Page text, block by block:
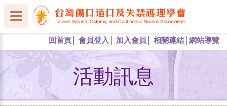
回首頁 會員登入 加入會員 相關連結 網站導覽
活動訊息